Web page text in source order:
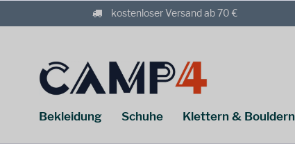
kostenloser Versand ab 70 €
Bekleidung Schuhe Klettern & Bouldern